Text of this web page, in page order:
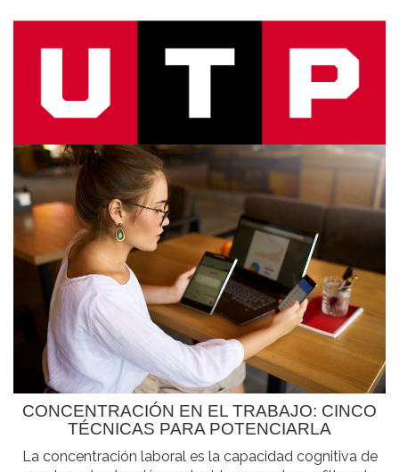
CONCENTRACIÓN EN EL TRABAJO: CINCO
TÉCNICAS PARA POTENCIARLA
La concentración laboral es la capacidad cognitiva de